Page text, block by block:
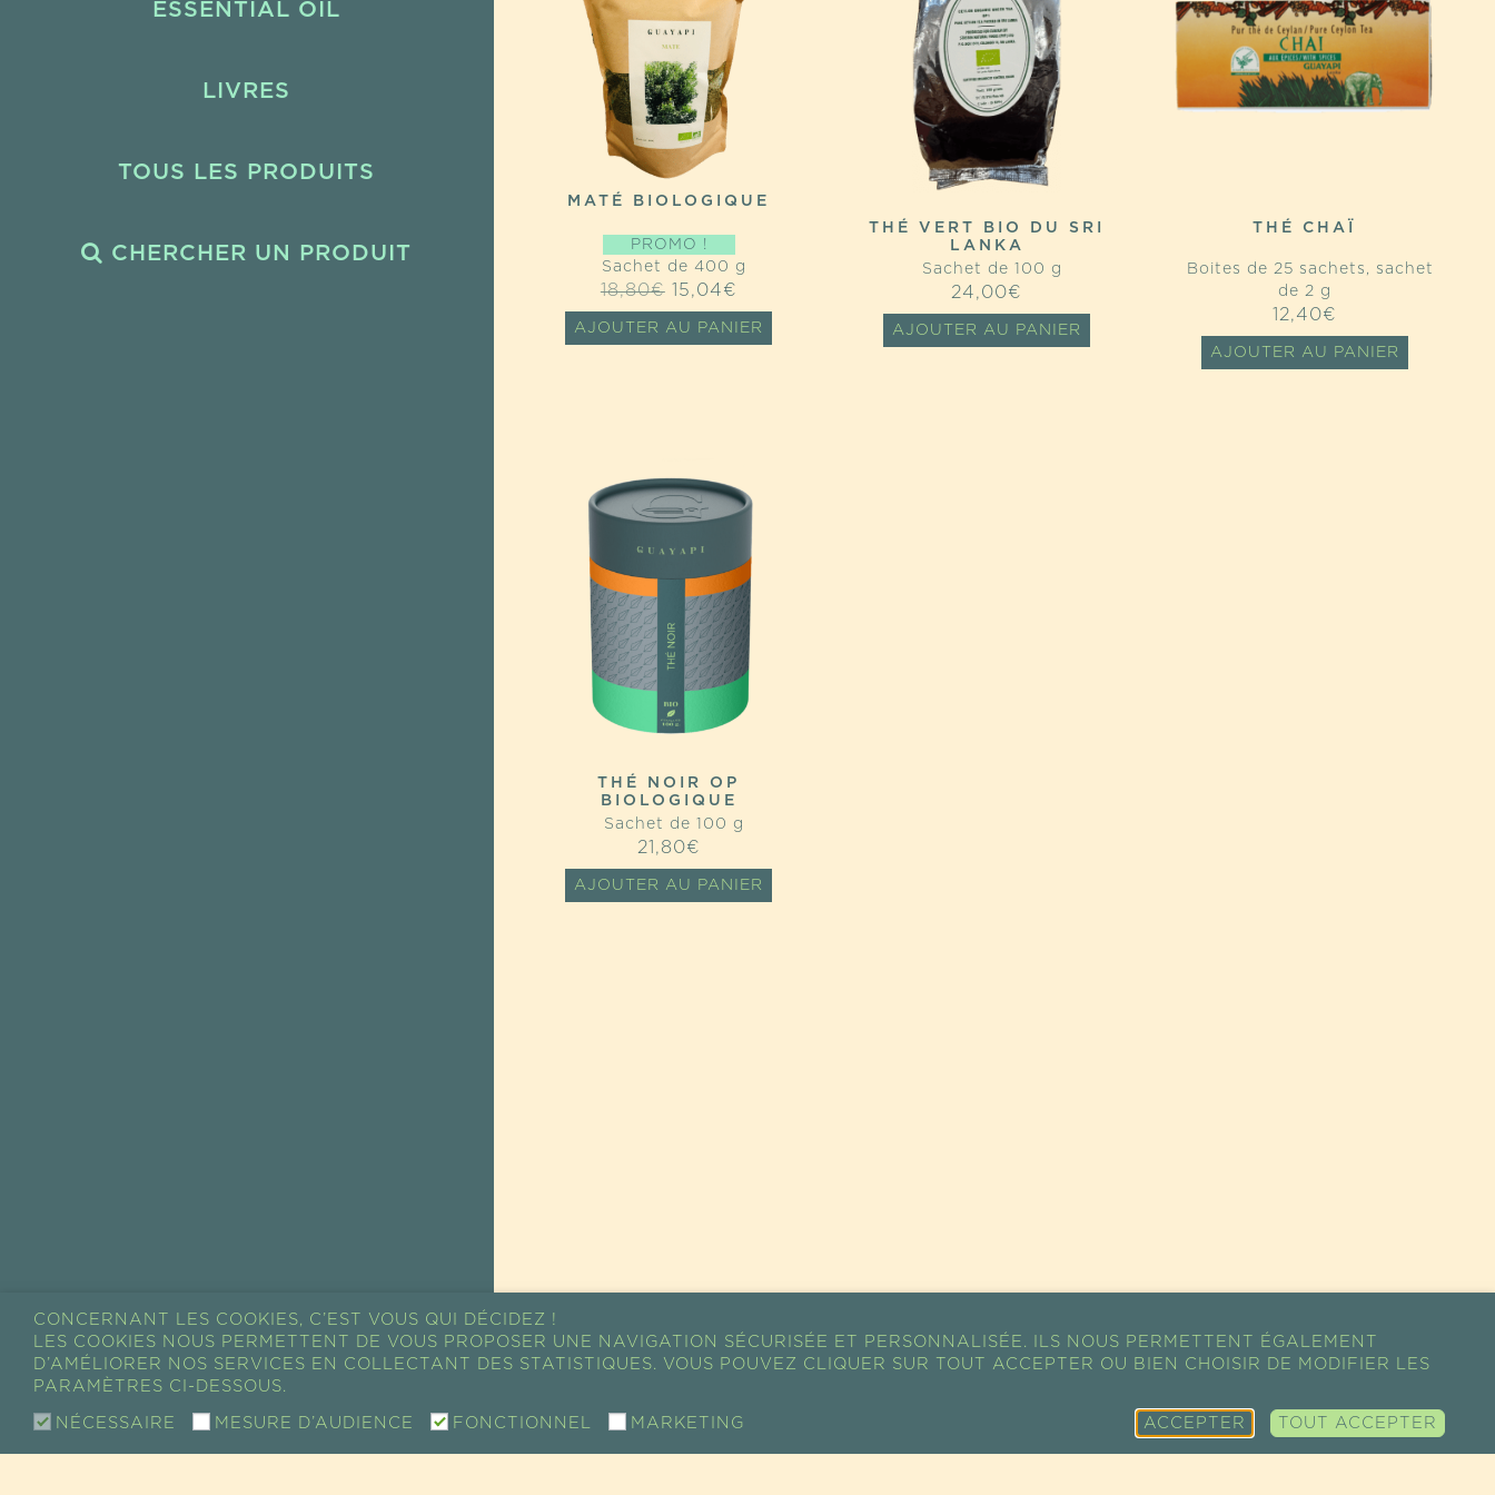
ESSENTIAL OIL
LIVRES
TOUS LES PRODUITS
CHERCHER UN PRODUIT
MATÉ BIOLOGIQUE
PROMO !
Sachet de 400 g
18,80€ LE
PRIX
INITIAL
15,04€
PRIX
ACTUEL
AJOUTER AU PANIER
THÉ VERT BIO DU SRI
LANKA
Sachet de 100 g
24,00€
AJOUTER AU PANIER
THÉ CHAÏ
Boites de 25 sachets, sachet
de 2 g
12,40€
AJOUTER AU PANIER
THÉ NOIR OP
BIOLOGIQUE
Sachet de 100 g
21,80€
AJOUTER AU PANIER
CONCERNANT LES COOKIES, C’EST VOUS QUI DÉCIDEZ !
LES COOKIES NOUS PERMETTENT DE VOUS PROPOSER UNE NAVIGATION SÉCURISÉE ET PERSONNALISÉE. ILS NOUS PERMETTENT ÉGALEMENT
D’AMÉLIORER NOS SERVICES EN COLLECTANT DES STATISTIQUES. VOUS POUVEZ CLIQUER SUR TOUT ACCEPTER OU BIEN CHOISIR DE MODIFIER LES
PARAMÈTRES CI-DESSOUS.
NÉCESSAIRE MESURE D’AUDIENCE FONCTIONNEL MARKETING ACCEPTER TOUT ACCEPTER